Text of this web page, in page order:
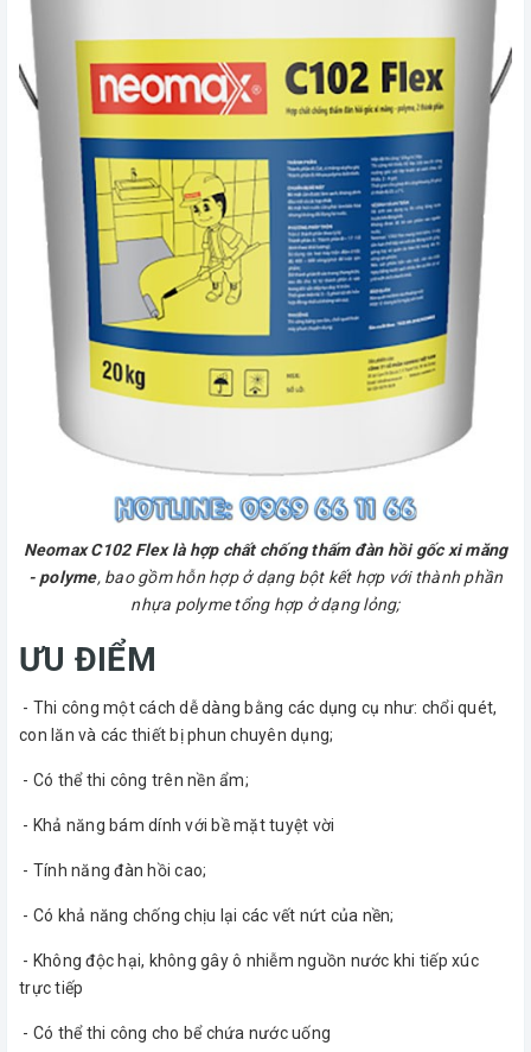
Neomax C102 Flex là hợp chất chống thấm đàn hồi gốc xi măng
- polyme, bao gồm hỗn hợp ở dạng bột kết hợp với thành phần
nhựa polyme tổng hợp ở dạng lỏng;
ƯU ĐIỂM
- Thi công một cách dễ dàng bằng các dụng cụ như: chổi quét,
con lăn và các thiết bị phun chuyên dụng;
- Có thể thi công trên nền ẩm;
- Khả năng bám dính với bề mặt tuyệt vời
- Tính năng đàn hồi cao;
- Có khả năng chống chịu lại các vết nứt của nền;
- Không độc hại, không gây ô nhiễm nguồn nước khi tiếp xúc
trực tiếp
- Có thể thi công cho bể chứa nước uống